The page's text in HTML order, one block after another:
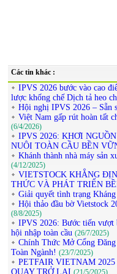
Các tin khác :
IPVS 2026 bước vào cao
lược khống chế Dịch tả heo
Hội nghị IPVS 2026 – Sẵn
Việt Nam gấp rút hoàn tất
(6/4/2026)
IPVS 2026: KHƠI
NUÔI TOÀN CẦU BỀN
Khánh thành nhà máy sản
(4/12/2025)
VIETSTOCK KHẲNG
THỨC VÀ PHÁT TRIỂN
Giải quyết tình trạng
Hội thảo đầu bờ Vietstock
(8/8/2025)
IPVS 2026: Bước tiến vượt
hội nhập toàn cầu (26/7/2025)
Chính Thức Mở Cổng
Toàn Ngành! (23/7/2025)
PETFAIR VIETNAM
QUAY TRỞ LẠI (21/5/2025)